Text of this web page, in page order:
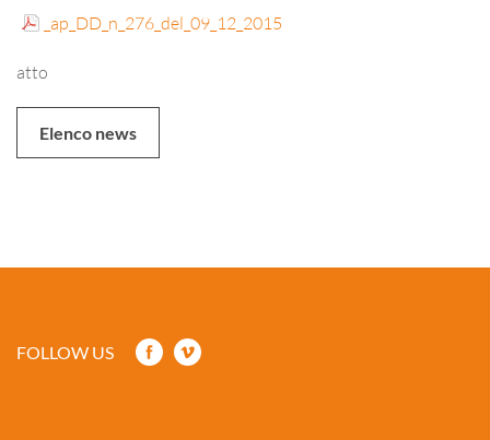
_ap_DD_n_276_del_09_12_2015
atto
Elenco news
FOLLOW US